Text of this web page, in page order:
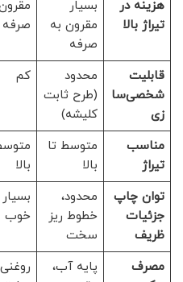
هزینه در
تیراژ بالا
بسیار
مقرون به
صرفه
صرفه
قابلیت
شخصی‌سا
زی
محدود
(طرح ثابت
کلیشه)
کم
مناسب
تیراژ
متوسط تا
بالا
بالا
توان چاپ
جزئیات
ظریف
محدود،
خطوط ریز
سخت
بسیار
خوب
مصرف
پایه آب،